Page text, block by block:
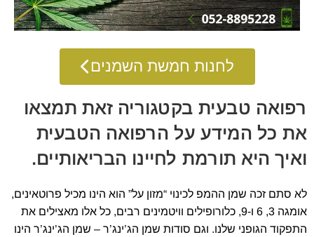
לחנות חמשת השמנים
רפואה טבעית בקטגוריה זאת תמצאו
את כל המידע על הרפואה הטבעית
ואיך היא תורמת לחיינו הבריאותיים.
לא סתם זכה שמן ההמפ לכינוי “מזון על” הוא הינו מכיל פרוטאינים,
אומגה 3, 6 ו-9, כלורופילים וויטמינים רבים, כל אלו מאצילים את
התפקוד הגופני שלנו. וגם סודות שמן הג’ינג’ר – שמן הג’ינג’ר הינו